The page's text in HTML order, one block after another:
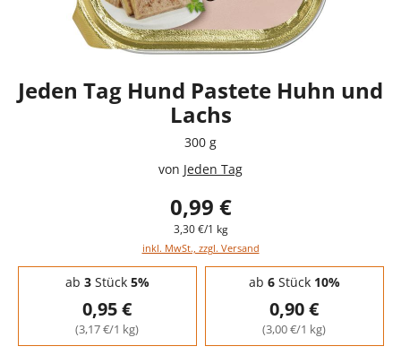
Jeden Tag Hund Pastete Huhn und
Lachs
300 g
von Jeden Tag
0,99 €
3,30 €/1 kg
inkl. MwSt., zzgl. Versand
Staffelpreise - Mengenrabatt
ab 3Stück 5%
0,95 €
(3,17 €/1 kg)
ab 6Stück 10%
0,90 €
(3,00 €/1 kg)